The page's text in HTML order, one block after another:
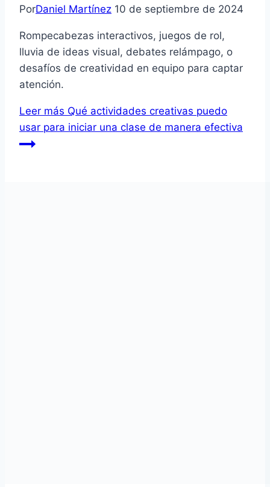
PorDaniel Martínez 10 de septiembre de 2024
Rompecabezas interactivos, juegos de rol,
lluvia de ideas visual, debates relámpago, o
desafíos de creatividad en equipo para captar
atención.
Leer más Qué actividades creativas puedo
usar para iniciar una clase de manera efectiva